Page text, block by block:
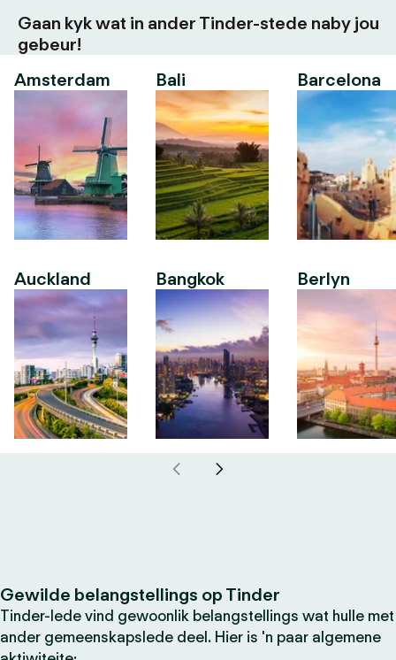
Gaan kyk wat in ander Tinder-stede naby jou
gebeur!
Amsterdam
Auckland
Bali
Bangkok
Barcelona
Berlyn
Gewilde belangstellings op Tinder
Tinder-lede vind gewoonlik belangstellings wat hulle met
ander gemeenskapslede deel. Hier is 'n paar algemene